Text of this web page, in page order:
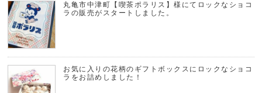
丸亀市中津町【喫茶ポラリス】様にてロックなショコ
ラの販売がスタートしました。
お気に入りの花柄のギフトボックスにロックなショコ
ラをお詰めしました！